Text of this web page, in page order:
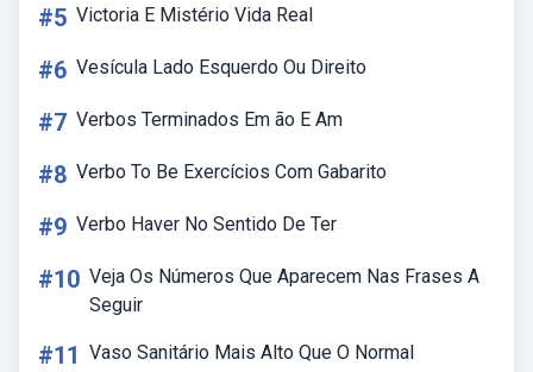
#5 Victoria E Mistério Vida Real
#6 Vesícula Lado Esquerdo Ou Direito
#7 Verbos Terminados Em ão E Am
#8 Verbo To Be Exercícios Com Gabarito
#9 Verbo Haver No Sentido De Ter
#10 Veja Os Números Que Aparecem Nas Frases A
Seguir
#11 Vaso Sanitário Mais Alto Que O Normal